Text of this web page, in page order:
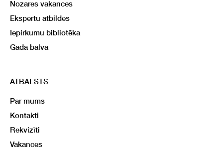
Nozares vakances
Ekspertu atbildes
Iepirkumu bibliotēka
Gada balva
ATBALSTS
Par mums
Kontakti
Rekvizīti
Vakances